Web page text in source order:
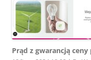
Prąd z gwarancją